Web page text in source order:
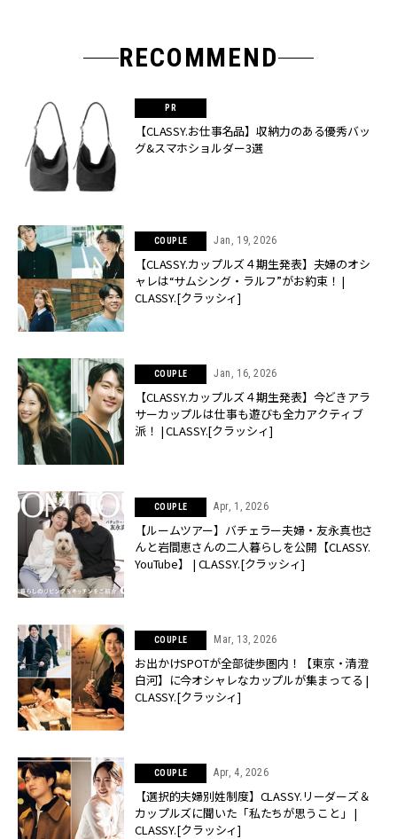
RECOMMEND
【CLASSY.お仕事名品】収納力のある優秀バッ
グ&スマホショルダー3選
COUPLE Jan, 19, 2026
【CLASSY.カップルズ４期生発表】夫婦のオシ
ャレは“サムシング・ラルフ”がお約束！ |
CLASSY.[クラッシィ]
COUPLE Jan, 16, 2026
【CLASSY.カップルズ４期生発表】今どきアラ
サーカップルは仕事も遊びも全力アクティブ
派！ | CLASSY.[クラッシィ]
COUPLE Apr, 1, 2026
【ルームツアー】バチェラー夫婦・友永真也さ
んと岩間恵さんの二人暮らしを公開【CLASSY.
YouTube】 | CLASSY.[クラッシィ]
COUPLE Mar, 13, 2026
お出かけSPOTが全部徒歩圏内！【東京・清澄
白河】に今オシャレなカップルが集まってる |
CLASSY.[クラッシィ]
COUPLE Apr, 4, 2026
【選択的夫婦別姓制度】CLASSY.リーダーズ＆
カップルズに聞いた「私たちが思うこと」 |
CLASSY.[クラッシィ]